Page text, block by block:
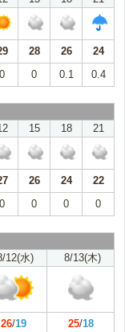
28 26
24
0 0 0.1 0.4
15 18
21
26 24
22
0 0 0 0
12(水) 8/13(木)
26/19 25/18